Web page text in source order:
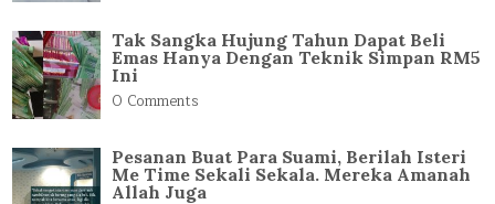
Tak Sangka Hujung Tahun Dapat Beli
Emas Hanya Dengan Teknik Simpan RM5
Ini
0 Comments
Pesanan Buat Para Suami, Berilah Isteri
Me Time Sekali Sekala. Mereka Amanah
Allah Juga